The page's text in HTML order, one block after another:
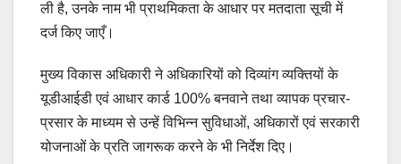
ली है, उनके नाम भी प्राथमिकता के आधार पर मतदाता सूची में
दर्ज किए जाएँ।
मुख्य विकास अधिकारी ने अधिकारियों को दिव्यांग व्यक्तियों के
यूडीआईडी एवं आधार कार्ड 100% बनवाने तथा व्यापक प्रचार-
प्रसार के माध्यम से उन्हें विभिन्न सुविधाओं, अधिकारों एवं सरकारी
योजनाओं के प्रति जागरूक करने के भी निर्देश दिए।